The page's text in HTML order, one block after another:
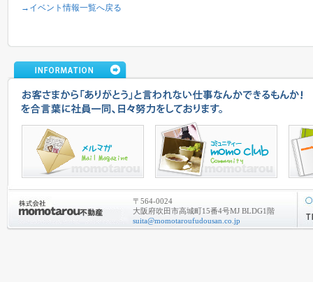
→イベント情報一覧へ戻る
〒564-0024
大阪府吹田市高城町15番4号MJ BLDG1階
suita@momotaroufudousan.co.jp